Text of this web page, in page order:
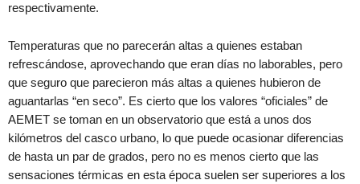
respectivamente.
Temperaturas que no parecerán altas a quienes estaban
refrescándose, aprovechando que eran días no laborables, pero
que seguro que parecieron más altas a quienes hubieron de
aguantarlas “en seco”. Es cierto que los valores “oficiales” de
AEMET se toman en un observatorio que está a unos dos
kilómetros del casco urbano, lo que puede ocasionar diferencias
de hasta un par de grados, pero no es menos cierto que las
sensaciones térmicas en esta época suelen ser superiores a los